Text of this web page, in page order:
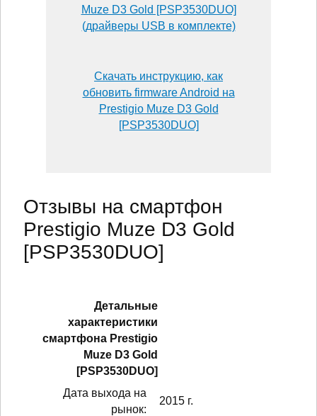
Muze D3 Gold [PSP3530DUO]
(драйверы USB в комплекте)
Скачать инструкцию, как
обновить firmware Android на
Prestigio Muze D3 Gold
[PSP3530DUO]
Отзывы на смартфон
Prestigio Muze D3 Gold
[PSP3530DUO]
Детальные
характеристики
смартфонa Prestigio
Muze D3 Gold
[PSP3530DUO]
Дата выхода на
рынок:
2015 г.